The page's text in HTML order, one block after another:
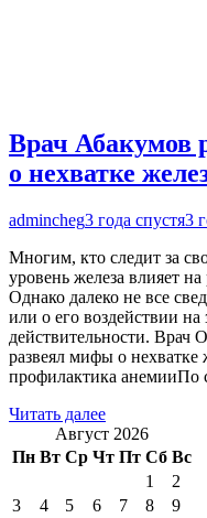
Врач Абакумов
о нехватке
admincheg3 года спустя3
Многим, кто следит за
уровень железа влияет
Однако далеко не все
или о его воздействии на
действительности. Врач
развеял мифы о нехватке
профилактика анемииПо
Читать далее
Август 2026
Пн Вт Ср Чт Пт Сб Вс
1
2
3
4 5 6 7 8
9